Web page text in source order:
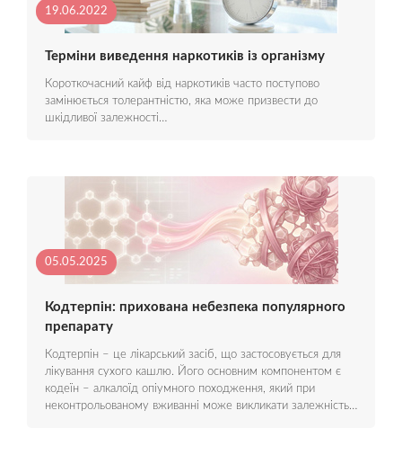
19.06.2022
Терміни виведення наркотиків із організму
Короткочасний кайф від наркотиків часто поступово
замінюється толерантністю, яка може призвести до
шкідливої залежності…
05.05.2025
Кодтерпін: прихована небезпека популярного
препарату
Кодтерпін – це лікарський засіб, що застосовується для
лікування сухого кашлю. Його основним компонентом є
кодеїн – алкалоїд опіумного походження, який при
неконтрольованому вживанні може викликати залежність…